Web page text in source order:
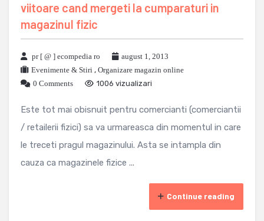
viitoare cand mergeti la cumparaturi in
magazinul fizic
pr [ @ ] ecompedia ro
august 1, 2013
Evenimente & Stiri , Organizare magazin online
0 Comments
1006 vizualizari
Este tot mai obisnuit pentru comercianti (comerciantii
/ retailerii fizici) sa va urmareasca din momentul in care
le treceti pragul magazinului. Asta se intampla din
cauza ca magazinele fizice ...
Continue reading